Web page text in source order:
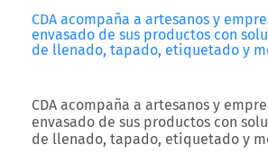
CDA acompaña a artesanos y
envasado de sus productos con
de llenado, tapado, etiquetado y
CDA acompaña a artesanos y
envasado de sus productos con
de llenado, tapado, etiquetado y